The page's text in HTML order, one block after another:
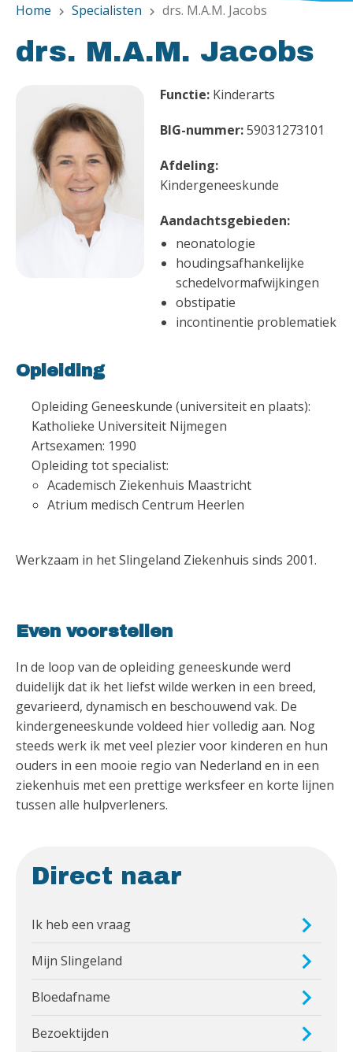
Home chevron_right Specialisten chevron_right drs. M.A.M. Jacobs
drs. M.A.M. Jacobs
Functie: Kinderarts
BIG-nummer:59031273101
Afdeling:
Kindergeneeskunde
Aandachtsgebieden:
neonatologie
houdingsafhankelijke
schedelvormafwijkingen
obstipatie
incontinentie problematiek
Opleiding
Opleiding Geneeskunde (universiteit en plaats):
Katholieke Universiteit Nijmegen
Artsexamen: 1990
Opleiding tot specialist:
Academisch Ziekenhuis Maastricht
Atrium medisch Centrum Heerlen
Werkzaam in het Slingeland Ziekenhuis sinds 2001.
Even voorstellen
In de loop van de opleiding geneeskunde werd
duidelijk dat ik het liefst wilde werken in een breed,
gevarieerd, dynamisch en beschouwend vak. De
kindergeneeskunde voldeed hier volledig aan. Nog
steeds werk ik met veel plezier voor kinderen en hun
ouders in een mooie regio van Nederland en in een
ziekenhuis met een prettige werksfeer en korte lijnen
tussen alle hulpverleners.
Direct naar
Ik heb een vraag
Mijn Slingeland
Bloedafname
Bezoektijden